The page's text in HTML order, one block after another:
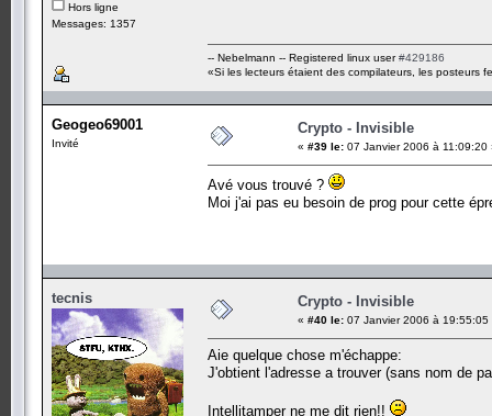
Hors ligne
Messages: 1357
-- Nebelmann -- Registered linux user#429186
«Si les lecteurs étaient des compilateurs, les posteurs
Geogeo69001
Invité
Crypto - Invisible
« #39 le: 07 Janvier 2006 à 11:09:20
Avé vous trouvé ?
Moi j'ai pas eu besoin de prog pour cette
tecnis Crypto - Invisible
« #40 le: 07 Janvier 2006 à 19:55:05
Aie quelque chose m'échappe:
J'obtient l'adresse a trouver (sans nom de
Intellitamper ne me dit rien!!